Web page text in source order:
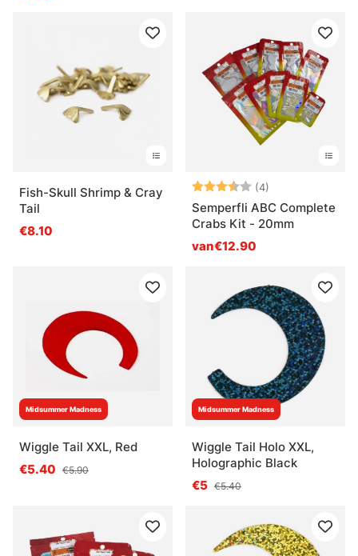
Fish-Skull Shrimp & Cray
Tail
€8.10
Beoordeling:
(4)
Semperfli ABC Complete
Crabs Kit - 20mm
van€12.90
Midsummer Madness
Wiggle Tail XXL, Red
€5.40 €5.90
Midsummer Madness
Wiggle Tail Holo XXL,
Holographic Black
€5 €5.40